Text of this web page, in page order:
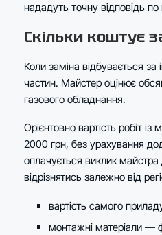
нададуть точну відповідь по
Скільки коштує
Коли заміна відбувається за
частин. Майстер оцінює
газового обладнання.
Орієнтовно вартість робіт
2000 грн, без урахування
оплачується виклик
відрізнятись залежно від
вартість самого
монтажні матеріали —